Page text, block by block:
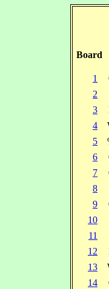
Board
1
2
3
4
5
6
7
8
9
10
11
12
13
14